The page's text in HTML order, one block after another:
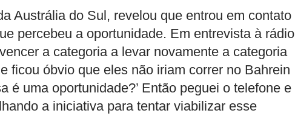
Austrália do Sul, revelou que entrou em contato
percebeu a oportunidade. Em entrevista à rádio
a categoria a levar novamente a categoria
ficou óbvio que eles não iriam correr no Bahrein
é uma oportunidade?’ Então peguei o telefone e
a iniciativa para tentar viabilizar esse